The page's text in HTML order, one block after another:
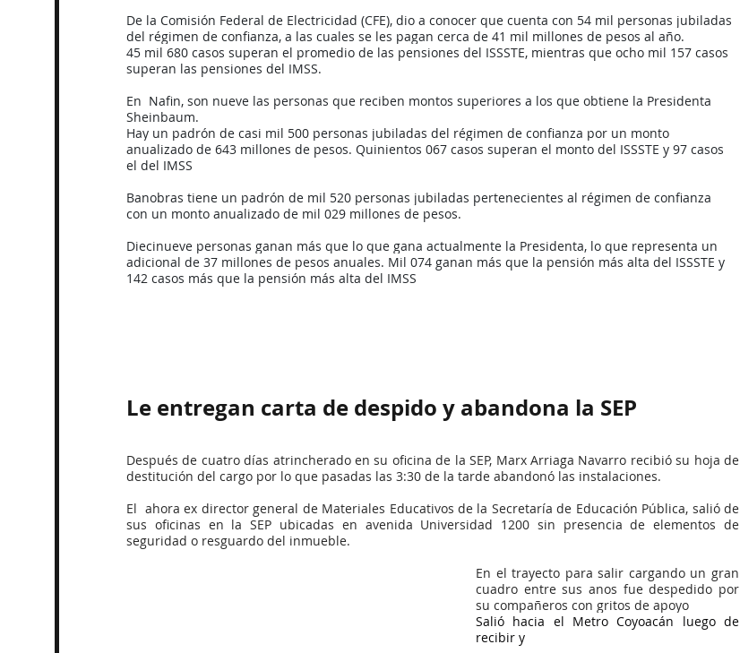
De la Comisión Federal de Electricidad (CFE), dio a conocer que cuenta con 54 mil personas jubiladas
del régimen de confianza, a las cuales se les pagan cerca de 41 mil millones de pesos al año.
45 mil 680 casos superan el promedio de las pensiones del ISSSTE, mientras que ocho mil 157 casos
superan las pensiones del IMSS.
En  Nafin, son nueve las personas que reciben montos superiores a los que obtiene la Presidenta
Sheinbaum.
Hay un padrón de casi mil 500 personas jubiladas del régimen de confianza por un monto
anualizado de 643 millones de pesos. Quinientos 067 casos superan el monto del ISSSTE y 97 casos
el del IMSS
Banobras tiene un padrón de mil 520 personas jubiladas pertenecientes al régimen de confianza
con un monto anualizado de mil 029 millones de pesos.
Diecinueve personas ganan más que lo que gana actualmente la Presidenta, lo que representa un
adicional de 37 millones de pesos anuales. Mil 074 ganan más que la pensión más alta del ISSSTE y
142 casos más que la pensión más alta del IMSS
Le entregan carta de despido y abandona la SEP
Después de cuatro días atrincherado en su oficina de la SEP, Marx Arriaga Navarro recibió su hoja de
destitución del cargo por lo que pasadas las 3:30 de la tarde abandonó las instalaciones.
El  ahora ex director general de Materiales Educativos de la Secretaría de Educación Pública, salió de
sus oficinas en la SEP ubicadas en avenida Universidad 1200 sin presencia de elementos de
seguridad o resguardo del inmueble.
En el trayecto para salir cargando un gran
cuadro entre sus anos fue despedido por
su compañeros con gritos de apoyo
Salió hacia el Metro Coyoacán luego de
recibir y